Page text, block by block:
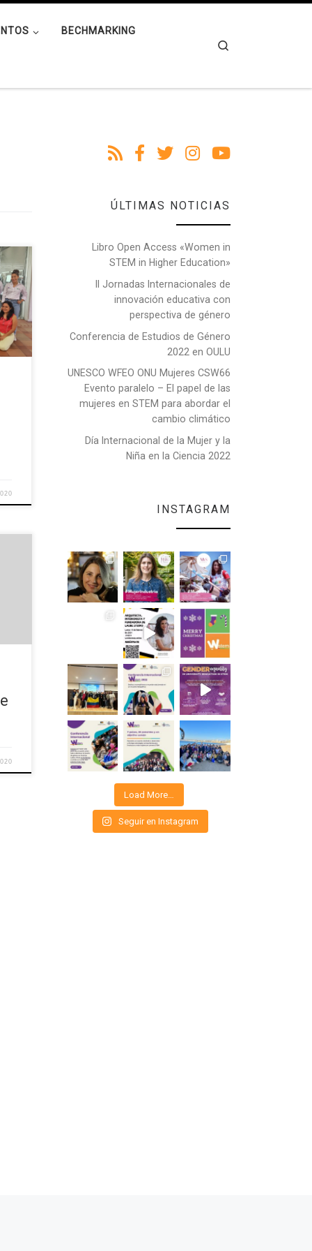
BECHMARKING
la
ÚLTIMAS NOTICIAS
Libro Open Access «Women in
STEM in Higher Education»
II Jornadas Internacionales de
innovación educativa con
perspectiva de género
Conferencia de Estudios de Género
2022 en OULU
UNESCO WFEO ONU Mujeres CSW66
Evento paralelo – El papel de las
mujeres en STEM para abordar el
cambio climático
Día Internacional de la Mujer y la
Niña en la Ciencia 2022
INSTAGRAM
Load More…
Seguir en Instagram